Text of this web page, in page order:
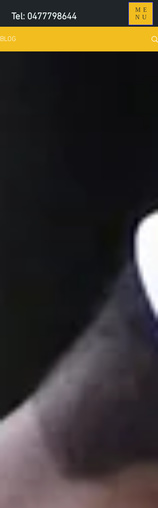
Tel: 0477798644
ME
NU
BLOG